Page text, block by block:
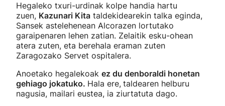
Hegaleko txuri-urdinak kolpe handia hartu
zuen, Kazunari Kita taldekidearekin talka eginda,
Sansek astelehenean Alcorazen lortutako
garaipenaren lehen zatian. Zelaitik esku-ohean
atera zuten, eta berehala eraman zuten
Zaragozako Servet ospitalera.
Anoetako hegalekoak ez du denboraldi honetan
gehiago jokatuko. Hala ere, taldearen helburu
nagusia, mailari eustea, ia ziurtatuta dago.